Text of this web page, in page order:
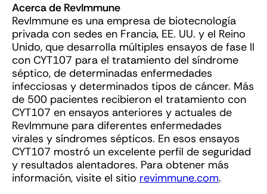
Acerca de RevImmune
RevImmune es una empresa de biotecnología
privada con sedes en Francia, EE. UU. y el Reino
Unido, que desarrolla múltiples ensayos de fase II
con CYT107 para el tratamiento del síndrome
séptico, de determinadas enfermedades
infecciosas y determinados tipos de cáncer. Más
de 500 pacientes recibieron el tratamiento con
CYT107 en ensayos anteriores y actuales de
RevImmune para diferentes enfermedades
virales y síndromes sépticos. En esos ensayos
CYT107 mostró un excelente perfil de seguridad
y resultados alentadores. Para obtener más
información, visite el sitio revimmune.com.